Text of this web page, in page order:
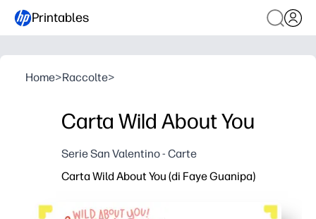
Printables
Home>Raccolte>
Carta Wild About You
Serie San Valentino - Carte
Carta Wild About You (di Faye Guanipa)